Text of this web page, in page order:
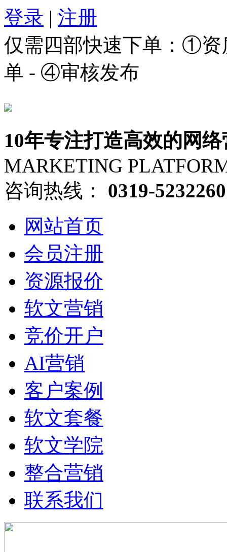
登录 | 注册
仅需四部快速下单：①
单 - ④审核发布
10年专注打造高效的网
MARKETING
咨询热线：
0319-5232260
网站首页
会员注册
资源报价
软文营销
竞价开户
AI营销
客户案例
软文套餐
软文学院
整合营销
联系我们